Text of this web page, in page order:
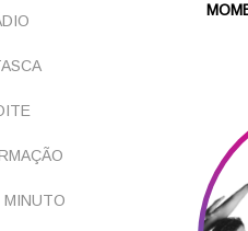
MINUTO